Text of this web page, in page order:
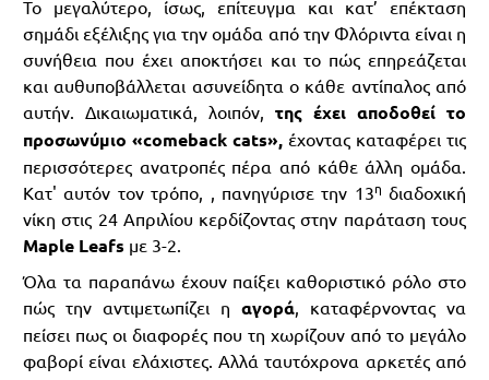
Το μεγαλύτερο, ίσως, επίτευγμα και κατ’ επέκταση
σημάδι εξέλιξης για την ομάδα από την Φλόριντα είναι η
συνήθεια που έχει αποκτήσει και το πώς επηρεάζεται
και αυθυποβάλλεται ασυνείδητα ο κάθε αντίπαλος από
αυτήν. Δικαιωματικά, λοιπόν, της έχει αποδοθεί το
προσωνύμιο «comeback cats», έχοντας καταφέρει τις
περισσότερες ανατροπές πέρα από κάθε άλλη ομάδα.
Κατ' αυτόν τον τρόπο, , πανηγύρισε την 13η διαδοχική
νίκη στις 24 Απριλίου κερδίζοντας στην παράταση τους
Maple Leafs με 3-2.
Όλα τα παραπάνω έχουν παίξει καθοριστικό ρόλο στο
πώς την αντιμετωπίζει η αγορά, καταφέρνοντας να
πείσει πως οι διαφορές που τη χωρίζουν από το μεγάλο
φαβορί είναι ελάχιστες. Αλλά ταυτόχρονα αρκετές από